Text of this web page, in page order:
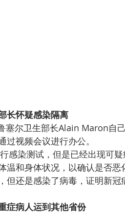
长怀疑感染隔离
塞尔卫生部长Alain Maron自
过视频会议进行办公。
感染测试，但是已经出现可
温和身体状况，以确认是否
但还是感染了病毒，证明新冠
症病人运到其他省份